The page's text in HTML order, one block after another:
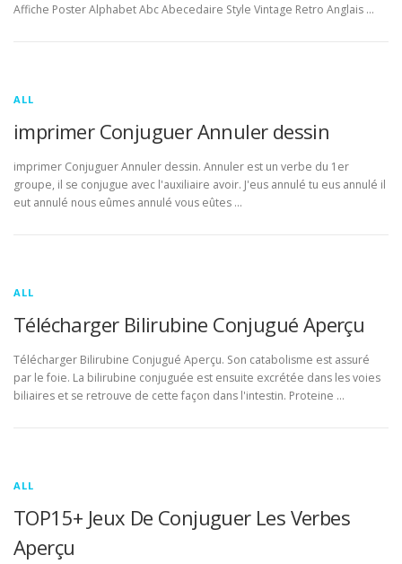
Affiche Poster Alphabet Abc Abecedaire Style Vintage Retro Anglais …
ALL
imprimer Conjuguer Annuler dessin
imprimer Conjuguer Annuler dessin. Annuler est un verbe du 1er
groupe, il se conjugue avec l'auxiliaire avoir. J'eus annulé tu eus annulé il
eut annulé nous eûmes annulé vous eûtes …
ALL
Télécharger Bilirubine Conjugué Aperçu
Télécharger Bilirubine Conjugué Aperçu. Son catabolisme est assuré
par le foie. La bilirubine conjuguée est ensuite excrétée dans les voies
biliaires et se retrouve de cette façon dans l'intestin. Proteine …
ALL
TOP15+ Jeux De Conjuguer Les Verbes
Aperçu